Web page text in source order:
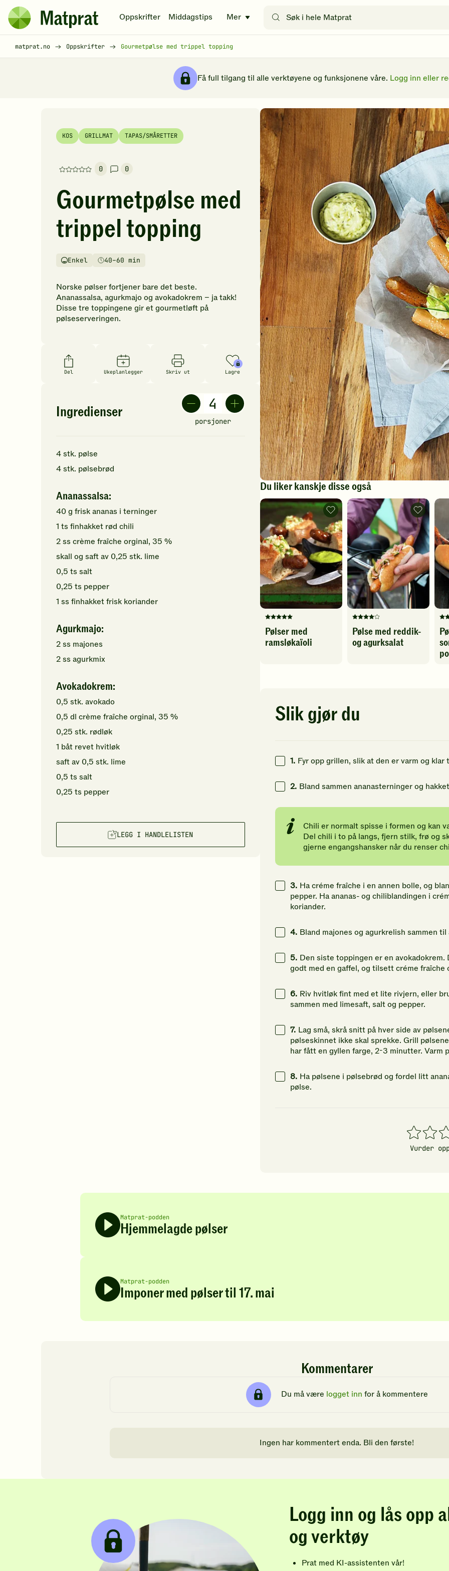
Hopp til hovedinnhold
Matprat
hjemmeside
Oppskrifter Middagstips Mer
etter
matprat.no Oppskrifter Gourmetpølse med trippel topping
Få full tilgang til alle verktøyene og funksjonene våre. Logg inn eller
KOS GRILLMAT TAPAS/SMÅRETTER
0
Denne
har
foreløpig
ingen
vurderinger.
Bli
første
å
vurdere
denne
oppskriften.
0
Gourmetpølse med
trippel topping
Vanskelighetsgrad
Enkel
Tilberedningstid40–60 min
Norske pølser fortjener bare det beste.
Ananassalsa, agurkmajo og avokadokrem – ja takk!
Disse tre toppingene gir et gourmetløft på
pølseserveringen.
Del Ukeplanlegger Skriv ut Lagre
Ingredienser
porsjoner
4stk. pølse
4stk. pølsebrød
Ananassalsa:
40g frisk ananas i terninger
1 ts finhakket rød chili
2ss crème fraîche orginal, 35 %
skall og saft av 0,25 stk. lime
0,5 ts salt
0,25 ts pepper
1 ss finhakketfrisk koriander
Agurkmajo:
2ss majones
2ss agurkmix
Avokadokrem:
0,5 stk. avokado
0,5 dl crème fraîche orginal, 35 %
0,25 stk. rødløk
1 båt revet hvitløk
saft av 0,5 stk. lime
0,5 ts salt
0,25 ts pepper
LEGG I HANDLELISTEN
Du liker kanskje disse også
Denne
oppskriften
har
Klikk
vurdering.
Pølser med
ramsløkaïoli
Pølser
med
ramsløkaïoli
-
legg
til
favoritter
Denne
oppskriften
har
for
vurdering.
Pølse med reddik-
og agurksalat
Pølse
med
reddik-
og
agurksalat
-
legg
til
favoritter
Slik gjør du
1. Fyr opp grillen, slik at den er varm og klar
2. Bland sammen ananasterninger og
Chili er normalt spisse i formen og kan
Del chili i to på langs, fjern stilk, frø og
gjerne engangshansker når du renser
3. Ha créme fraîche i en annen bolle, og
pepper. Ha ananas- og chiliblandingen i
koriander.
4. Bland majones og agurkrelish sammen
5. Den siste toppingen er en
godt med en gaffel, og tilsett créme fraîche
6. Riv hvitløk fint med et lite rivjern, eller
sammen med limesaft, salt og pepper.
7. Lag små, skrå snitt på hver side av
pølseskinnet ikke skal sprekke. Grill
har fått en gyllen farge, 2-3 minutter. Varm
8. Ha pølsene i pølsebrød og fordel litt
pølse.
1
stjerner
2
stjerner
3
Vurder
Matprat-podden
Hjemmelagde pølser
Matprat-podden
Imponer med pølser til 17. mai
Kommentarer
Du må være logget inn for å kommentere
Ingen har kommentert enda. Bli den første!
Logg inn og lås opp
og verktøy
Prat med KI-assistenten vår!